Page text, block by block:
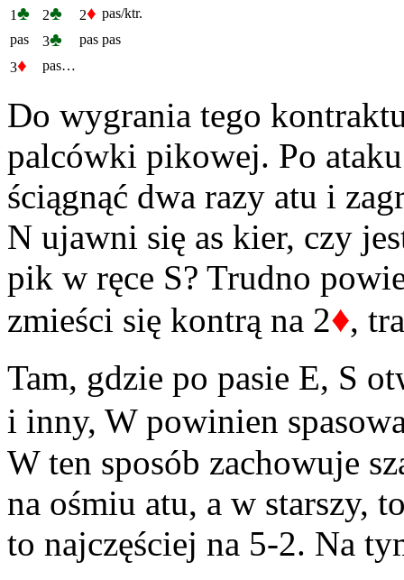
1♣ 2♣ 2♦ pas/ktr.
pas
3♣ pas pas
3♦ pas…
Do wygrania tego
palcówki pikowej. Po
ściągnąć dwa razy atu i
N ujawni się as kier, czy
pik w ręce S? Trudno
zmieści się kontrą na 2♦,
Tam, gdzie po pasie E, S
i inny, W powinien
W ten sposób zachowuje
na ośmiu atu, a w starszy,
to najczęściej na 5-2. Na